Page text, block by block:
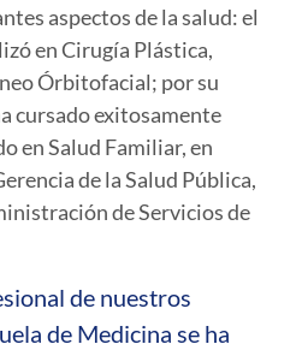
aspectos de la salud: el
en Cirugía Plástica,
Órbitofacial; por su
cursado exitosamente
enSalud Familiar, en
de la Salud Pública,
de Servicios de
de nuestros
de Medicina se ha